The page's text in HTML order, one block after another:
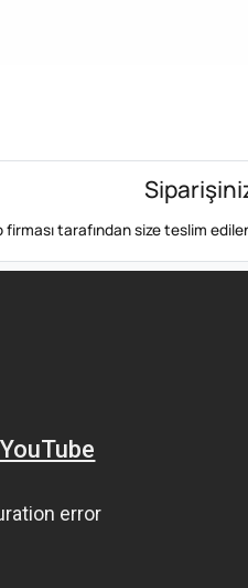
tarafından size teslim